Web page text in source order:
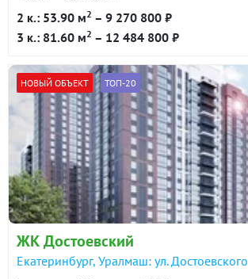
2 к.: 53.90 м2 – 9 270 800 ₽
3 к.: 81.60 м2 – 12 484 800 ₽
НОВЫЙ ОБЪЕКТ ТОП-20
ЖК Достоевский
Екатеринбург, Уралмаш: ул. Достоевского